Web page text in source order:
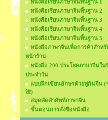
หนังสือเรียนภาษาจีนพื้นฐาน 1
หนังสือเรียนภาษาจีนพื้นฐาน 2
หนังสือเรียนภาษาจีนพื้นฐาน 3
หนังสือเรียนภาษาจีนพื้นฐาน 4
หนังสือเรียนภาษาจีนพื้นฐาน 5
หนังสือภาษาจีนเพื่อการค้าสำหรั
หน้าร้าน
หนังสือ 200 ประโยคภาษาจีนใน
ประจำวัน
แบบฝึกเขียนอักษรด้วยพู่กันจีน (
法)
สมุดคัดคำศัพท์ภาษาจีน
ขั้นตอนการสั่งซือหนังสือ